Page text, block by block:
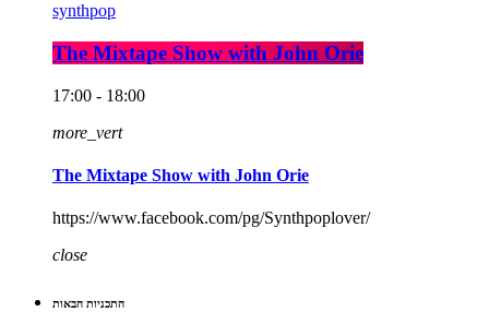
synthpop
The Mixtape Show with John Orie
17:00 - 18:00
more_vert
The Mixtape Show with John Orie
https://www.facebook.com/pg/Synthpoplover/
close
התכניות הבאות